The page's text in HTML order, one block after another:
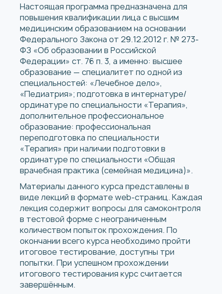
Настоящая программа предназначена для
повышения квалификации лица с высшим
медицинским образованием на основании
Федерального Закона от 29.12.2012 г. № 273-
ФЗ «Об образовании в Российской
Федерации» ст. 76 п. 3, а именно: высшее
образование — специалитет по одной из
специальностей: «Лечебное дело»,
«Педиатрия»; подготовка в интернатуре/
ординатуре по специальности «Терапия»,
дополнительное профессиональное
образование: профессиональная
переподготовка по специальности
«Терапия» при наличии подготовки в
ординатуре по специальности «Общая
врачебная практика (семейная медицина)».
Материалы данного курса представлены в
виде лекций в формате web-страниц. Каждая
лекция содержит вопросы для самоконтроля
в тестовой форме с неограниченным
количеством попыток прохождения. По
окончании всего курса необходимо пройти
итоговое тестирование, доступны три
попытки. При успешном прохождении
итогового тестирования курс считается
завершённым.